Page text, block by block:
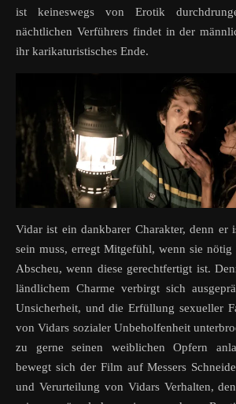
ist keineswegs von Erotik
nächtlichen Verführers findet in der
ihr karikaturistisches Ende.
Vidar ist ein dankbarer Charakter, denn er
sein muss, erregt Mitgefühl, wenn sie nötig
Abscheu, wenn diese gerechtfertigt ist.
ländlichem Charme verbirgt sich
Unsicherheit, und die Erfüllung sexueller
von Vidars sozialer Unbeholfenheit
zu gerne seinen weiblichen Opfern
bewegt sich der Film auf Messers
und Verurteilung von Vidars Verhalten,